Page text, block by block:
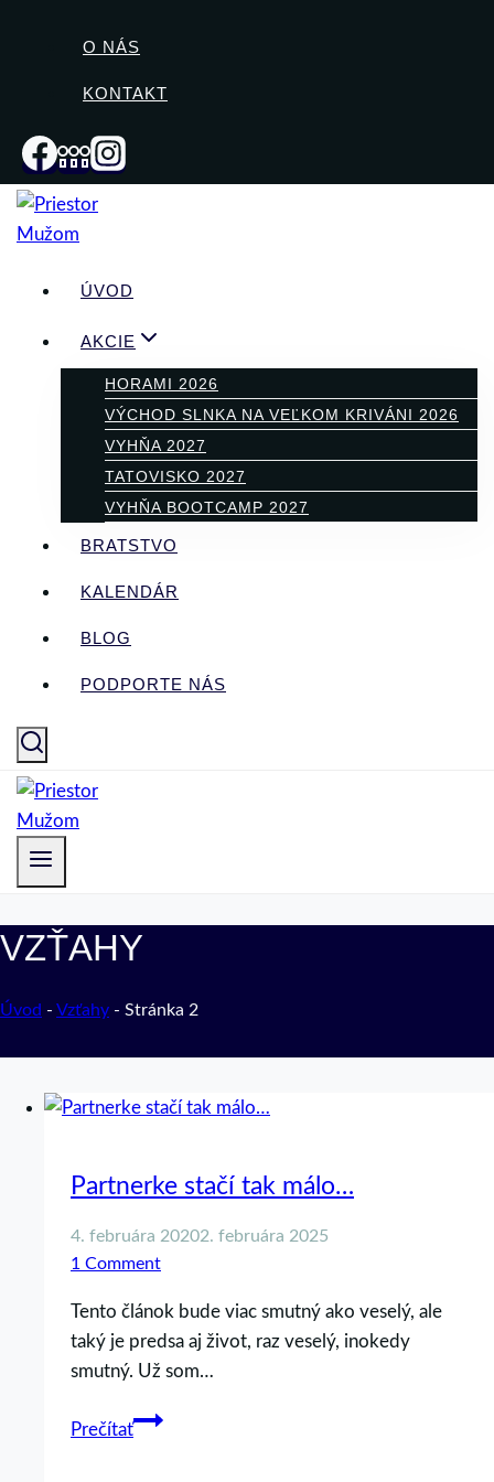
O NÁS
KONTAKT
ÚVOD
AKCIE
HORAMI 2026
VÝCHOD SLNKA NA VEĽKOM KRIVÁNI 2026
VYHŇA 2027
TATOVISKO 2027
VYHŇA BOOTCAMP 2027
BRATSTVO
KALENDÁR
BLOG
PODPORTE NÁS
VZŤAHY
Úvod - Vzťahy - Stránka 2
Partnerke stačí tak málo…
4. februára 20202. februára 2025
1 Comment
Tento článok bude viac smutný ako veselý, ale
taký je predsa aj život, raz veselý, inokedy
smutný. Už som…
Prečítať
Partnerke